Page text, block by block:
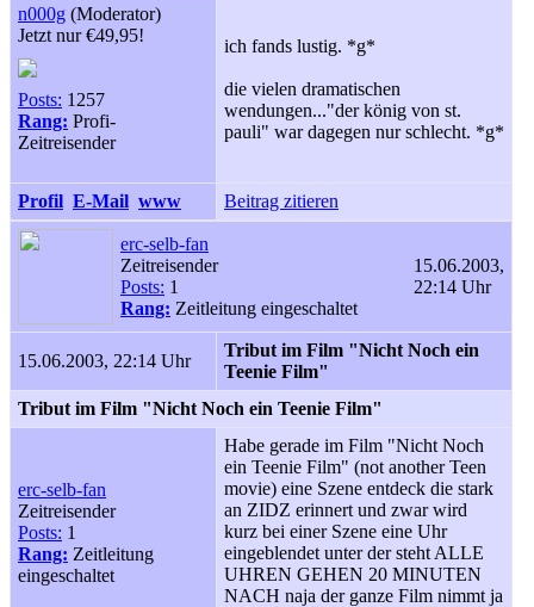
n000g (Moderator)
Jetzt nur €49,95!
Posts: 1257
Rang: Profi-
Zeitreisender
ich fands lustig. *g*
die vielen dramatischen
wendungen..."der könig von st.
pauli" war dagegen nur schlecht. *g*
Profil E-Mail www Beitrag zitieren
erc-selb-fan
Zeitreisender
Posts: 1
Rang: Zeitleitung eingeschaltet
15.06.2003,
22:14 Uhr
15.06.2003, 22:14 Uhr
Tribut im Film "Nicht Noch ein
Teenie Film"
Tribut im Film "Nicht Noch ein Teenie Film"
erc-selb-fan
Zeitreisender
Posts: 1
Rang: Zeitleitung
eingeschaltet
Habe gerade im Film "Nicht Noch
ein Teenie Film" (not another Teen
movie) eine Szene entdeck die stark
an ZIDZ erinnert und zwar wird
kurz bei einer Szene eine Uhr
eingeblendet unter der steht ALLE
UHREN GEHEN 20 MINUTEN
NACH naja der ganze Film nimmt ja